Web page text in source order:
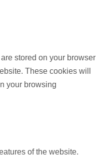
stored on your browser
These cookies will
your browsing
of the website.